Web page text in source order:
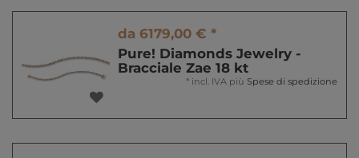
da 6179,00 € *
Pure! Diamonds Jewelry -
Bracciale Zae 18 kt
* incl. IVA più Spese di spedizione